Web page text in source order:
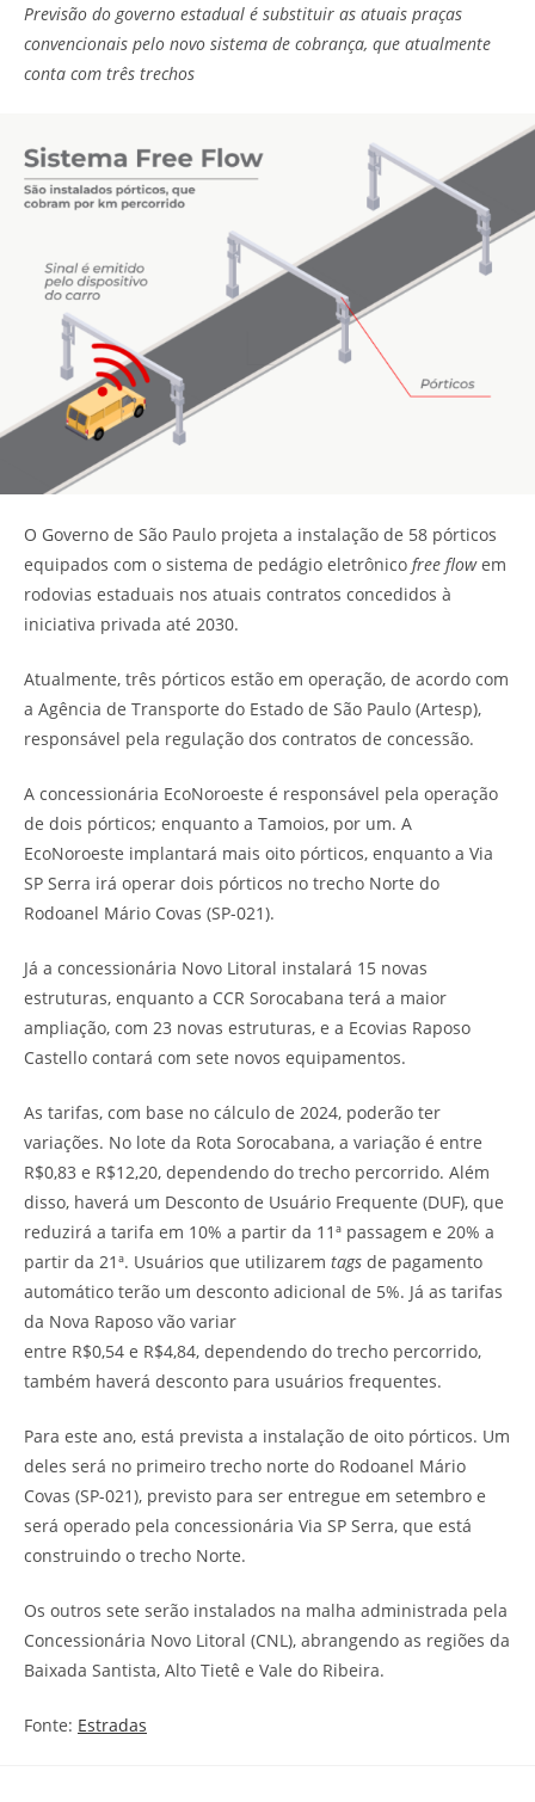
Previsão do governo estadual é substituir as atuais praças
convencionais pelo novo sistema de cobrança, que atualmente
conta com três trechos
O Governo de São Paulo projeta a instalação de 58 pórticos
equipados com o sistema de pedágio eletrônico free flowem
rodovias estaduais nos atuais contratos concedidos à
iniciativa privada até 2030.
Atualmente, três pórticos estão em operação, de acordo com
a Agência de Transporte do Estado de São Paulo (Artesp),
responsável pela regulação dos contratos de concessão.
A concessionária EcoNoroeste é responsável pela operação
de dois pórticos; enquanto a Tamoios, por um. A
EcoNoroeste implantará mais oito pórticos, enquanto a Via
SP Serra irá operar dois pórticos no trecho Norte do
Rodoanel Mário Covas (SP-021).
Já a concessionária Novo Litoral instalará 15 novas
estruturas, enquanto a CCR Sorocabana terá a maior
ampliação, com 23 novas estruturas, e a Ecovias Raposo
Castello contará com sete novos equipamentos.
As tarifas, com base no cálculo de 2024, poderão ter
variações. No lote da Rota Sorocabana, a variação é entre
R$0,83 e R$12,20, dependendo do trecho percorrido. Além
disso, haverá um Desconto de Usuário Frequente (DUF), que
reduzirá a tarifa em 10% a partir da 11ª passagem e 20% a
partir da 21ª. Usuários que utilizarem tags de pagamento
automático terão um desconto adicional de 5%. Já as tarifas
da Nova Raposo vão variar
entre R$0,54 e R$4,84, dependendo do trecho percorrido,
também haverá desconto para usuários frequentes.
Para este ano, está prevista a instalação de oito pórticos. Um
deles será no primeiro trecho norte do Rodoanel Mário
Covas (SP-021), previsto para ser entregue em setembro e
será operado pela concessionária Via SP Serra, que está
construindo o trecho Norte.
Os outros sete serão instalados na malha administrada pela
Concessionária Novo Litoral (CNL), abrangendo as regiões da
Baixada Santista, Alto Tietê e Vale do Ribeira.
Fonte: Estradas